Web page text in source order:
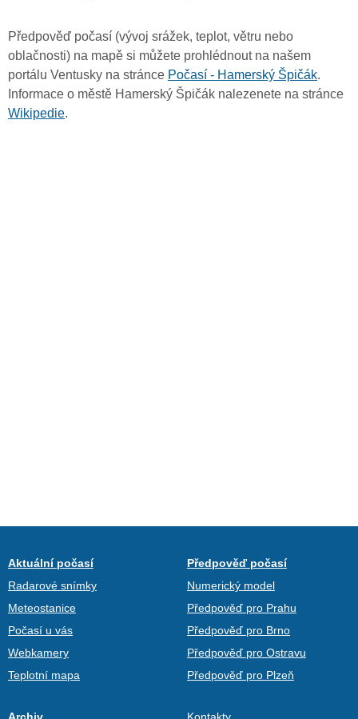
Předpověď počasí (vývoj srážek, teplot, větru nebo
oblačnosti) na mapě si můžete prohlédnout na našem
portálu Ventusky na stránce Počasí - Hamerský Špičák.
Informace o městě Hamerský Špičák nalezenete na stránce
Wikipedie.
Aktuální počasí
Radarové snímky
Meteostanice
Počasí u vás
Webkamery
Teplotní mapa
Předpověď počasí
Numerický model
Předpověď pro Prahu
Předpověď pro Brno
Předpověď pro Ostravu
Předpověď pro Plzeň